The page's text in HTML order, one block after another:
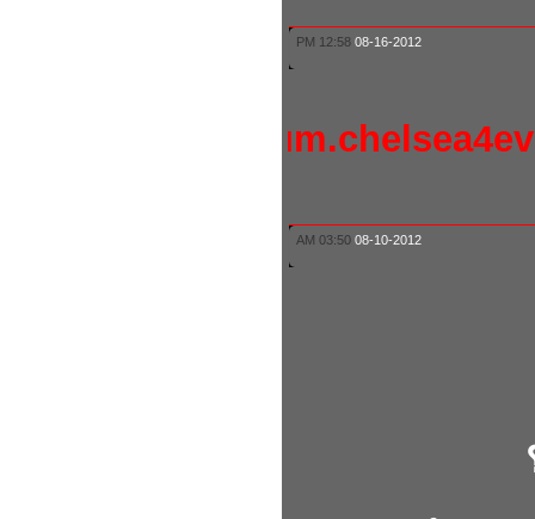
08-16-2012
12:58 PM
http://
08-10-2012
03:50 AM